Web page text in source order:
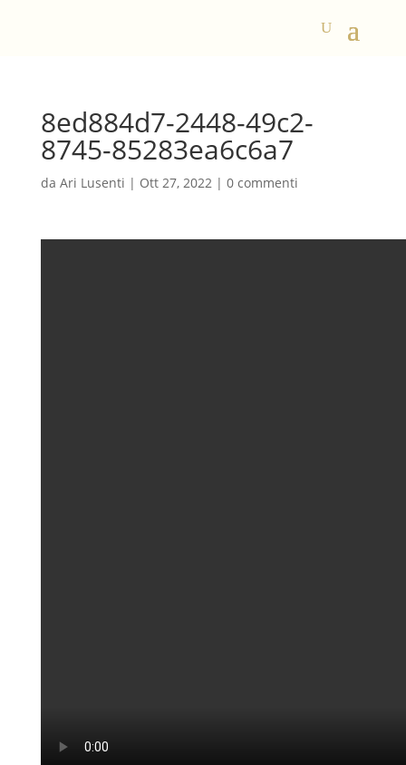
8ed884d7-2448-49c2-
8745-85283ea6c6a7
da Ari Lusenti | Ott 27, 2022| 0 commenti